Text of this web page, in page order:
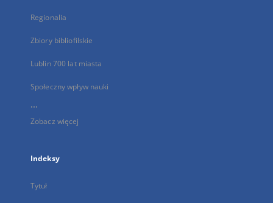
Regionalia
Zbiory bibliofilskie
Lublin 700 lat miasta
Społeczny wpływ nauki
...
Zobacz więcej
Indeksy
Tytuł